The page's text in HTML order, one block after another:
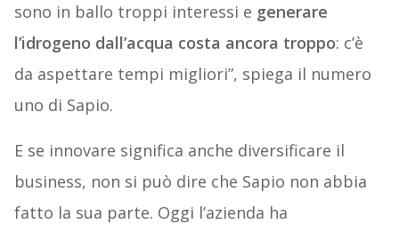
sono in ballo troppi interessi e generare
l’idrogeno dall’acqua costa ancora troppo: c’è
da aspettare tempi migliori”, spiega il numero
uno di Sapio.
E se innovare significa anche diversificare il
business, non si può dire che Sapio non abbia
fatto la sua parte. Oggi l’azienda ha